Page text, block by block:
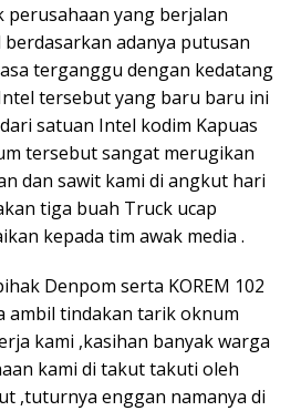
perusahaan yang berjalan
berdasarkan adanya putusan
terganggu dengan kedatang
tersebut yang baru baru ini
satuan Intel kodim Kapuas
tersebut sangat merugikan
dan sawit kami di angkut hari
tiga buah Truck ucap
kepada tim awak media .
Denpom serta KOREM 102
ambil tindakan tarik oknum
kami ,kasihan banyak warga
kami di takut takuti oleh
,tuturnya enggan namanya di